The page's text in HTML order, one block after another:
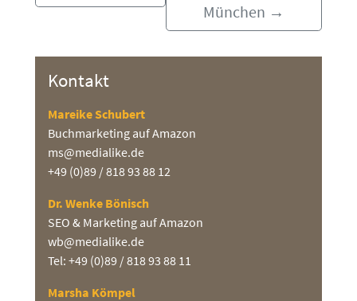
München →
Kontakt
Mareike Schubert
Buchmarketing auf Amazon
ms@medialike.de
+49 (0)89 / 818 93 88 12
Dr. Wenke Bönisch
SEO & Marketing auf Amazon
wb@medialike.de
Tel: +49 (0)89 / 818 93 88 11
Marsha Kömpel